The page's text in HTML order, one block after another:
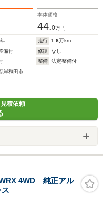
本体価格
44.0万円
年 走行 1.6万km
備付 修復
なし
整備
法定整備付
岸和田市
積依頼
4WD 純正アル